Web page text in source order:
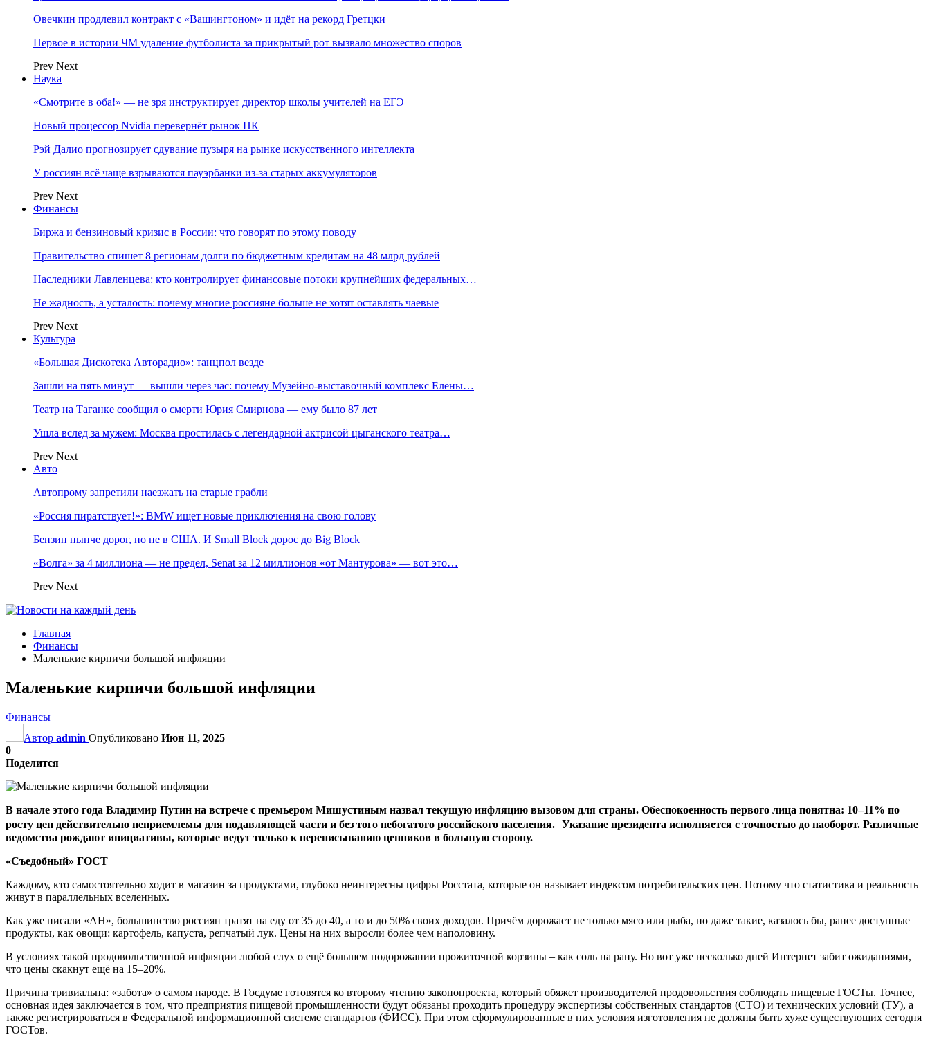
Овечкин продлевил контракт с «Вашингтоном» и идёт на рекорд Гретцки
Первое в истории ЧМ удаление футболиста за прикрытый рот вызвало множество споров
Prev Next
Наука
«Смотрите в оба!» — не зря инструктирует директор школы учителей на ЕГЭ
Новый процессор Nvidia перевернёт рынок ПК
Рэй Далио прогнозирует сдувание пузыря на рынке искусственного интеллекта
У россиян всё чаще взрываются пауэрбанки из-за старых аккумуляторов
Prev Next
Финансы
Биржа и бензиновый кризис в России: что говорят по этому поводу
Правительство спишет 8 регионам долги по бюджетным кредитам на 48 млрд рублей
Наследники Лавленцева: кто контролирует финансовые потоки крупнейших федеральных…
Не жадность, а усталость: почему многие россияне больше не хотят оставлять чаевые
Prev Next
Культура
«Большая Дискотека Авторадио»: танцпол везде
Зашли на пять минут — вышли через час: почему Музейно-выставочный комплекс Елены…
Театр на Таганке сообщил о смерти Юрия Смирнова — ему было 87 лет
Ушла вслед за мужем: Москва простилась с легендарной актрисой цыганского театра…
Prev Next
Авто
Автопрому запретили наезжать на старые грабли
«Россия пиратствует!»: BMW ищет новые приключения на свою голову
Бензин нынче дорог, но не в США. И Small Block дорос до Big Block
«Волга» за 4 миллиона — не предел, Senat за 12 миллионов «от Мантурова» — вот это…
Prev Next
Главная
Финансы
Маленькие кирпичи большой инфляции
Маленькие кирпичи большой инфляции
Финансы
Автор admin Опубликовано Июн 11, 2025
0
Поделится
В начале этого года Владимир Путин на встрече с премьером Мишустиным назвал текущую инфляцию вызовом для страны. Обеспокоенность первого лица понятна: 10–11% по
росту цен действительно неприемлемы для подавляющей части и без того небогатого российского населения. Указание президента исполняется с точностью до наоборот. Различные
ведомства рождают инициативы, которые ведут только к переписыванию ценников в большую сторону.
«Съедобный» ГОСТ
Каждому, кто самостоятельно ходит в магазин за продуктами, глубоко неинтересны цифры Росстата, которые он называет индексом потребительских цен. Потому что статистика и реальность
живут в параллельных вселенных.
Как уже писали «АН», большинство россиян тратят на еду от 35 до 40, а то и до 50% своих доходов. Причём дорожает не только мясо или рыба, но даже такие, казалось бы, ранее доступные
продукты, как овощи: картофель, капуста, репчатый лук. Цены на них выросли более чем наполовину.
В условиях такой продовольственной инфляции любой слух о ещё большем подорожании прожиточной корзины – как соль на рану. Но вот уже несколько дней Интернет забит ожиданиями,
что цены скакнут ещё на 15–20%.
Причина тривиальна: «забота» о самом народе. В Госдуме готовятся ко второму чтению законопроекта, который обяжет производителей продовольствия соблюдать пищевые ГОСТы. Точнее,
основная идея заключается в том, что предприятия пищевой промышленности будут обязаны проходить процедуру экспертизы собственных стандартов (СТО) и технических условий (ТУ), а
также регистрироваться в Федеральной информационной системе стандартов (ФИСС). При этом сформулированные в них условия изготовления не должны быть хуже существующих сегодня
ГОСТов.